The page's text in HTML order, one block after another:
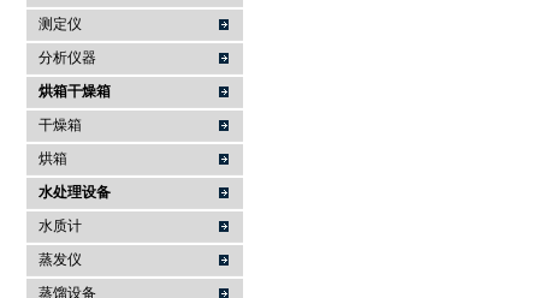
测定仪
分析仪器
烘箱干燥箱
干燥箱
烘箱
水处理设备
水质计
蒸发仪
蒸馏设备